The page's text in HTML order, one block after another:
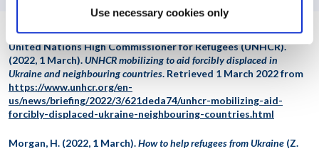
Use necessary cookies only
United Nations High Commissioner for Refugees (UNHCR).
(2022, 1 March).UNHCR mobilizing to aid forcibly displaced in
Ukraine and neighbouring countries. Retrieved 1 March 2022 from
https://www.unhcr.org/en-
us/news/briefing/2022/3/621deda74/unhcr-mobilizing-aid-
forcibly-displaced-ukraine-neighbouring-countries.html
Morgan, H. (2022, 1 March).How to help refugees from Ukraine (Z.